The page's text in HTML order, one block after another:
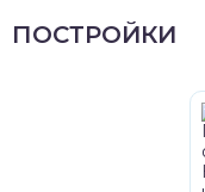
ПОСТРОЙКИ